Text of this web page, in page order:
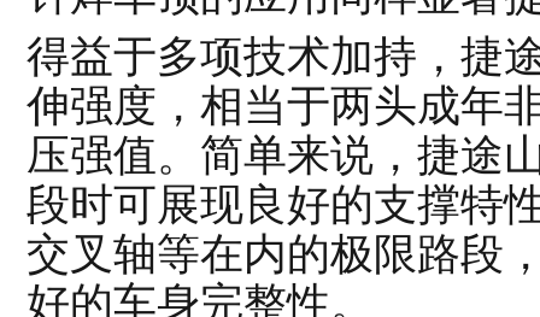
得益于多项技术加持，捷
伸强度，相当于两头成年
压强值。简单来说，捷途
段时可展现良好的支撑特
交叉轴等在内的极限路段
好的车身完整性。